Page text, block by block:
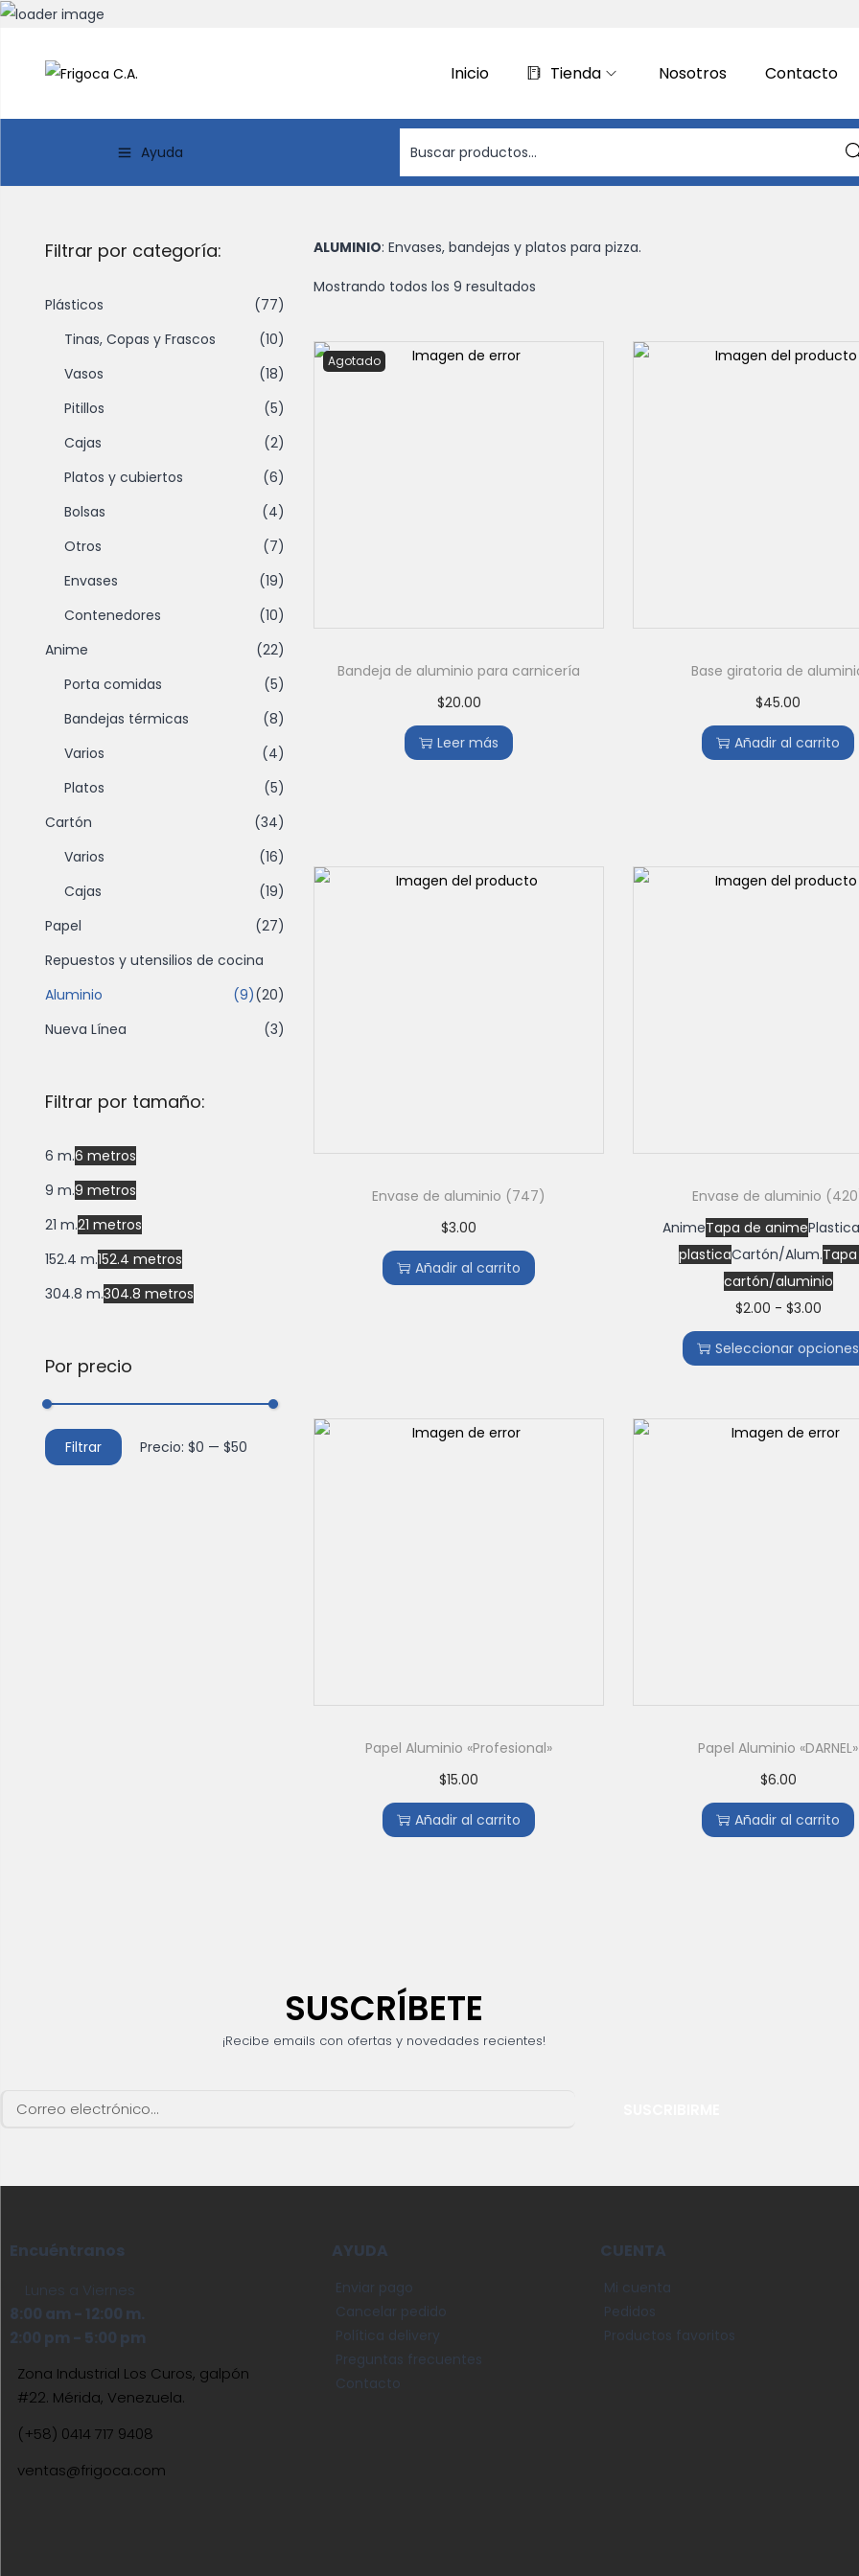
Inicio Tienda Nosotros Contacto
Ayuda
ALUMINIO: Envases, bandejas y platos para pizza.
Mostrando todos los 9 resultados
Agotado
Bandeja de aluminio para carnicería
$20.00
Leer más
Base giratoria de
$45.00
Añadir al carrito
Envase de aluminio (747)
$3.00
Añadir al carrito
Envase de aluminio
AnimeTapa de animePlastica
plasticaCartón/Alum.
cartón/aluminio
$2.00 - $3.00
Seleccionar opciones
Papel Aluminio «Profesional»
$15.00
Añadir al carrito
Papel Aluminio «DARNEL»
$6.00
Añadir al carrito
Filtrar por categoría:
Plásticos
(77)
Tinas, Copas y Frascos
(10)
Vasos
(18)
Pitillos
(5)
Cajas
(2)
Platos y cubiertos
(6)
Bolsas
(4)
Otros
(7)
Envases
(19)
Contenedores
(10)
Anime
(22)
Porta comidas
(5)
Bandejas térmicas
(8)
Varios
(4)
Platos
(5)
Cartón
(34)
Varios
(16)
Cajas
(19)
Papel
(27)
Repuestos y utensilios de cocina
(20)
Aluminio
(9)
Nueva Línea
(3)
Filtrar por tamaño:
6 m.6 metros
9 m.9 metros
21 m.21 metros
152.4 m.152.4 metros
304.8 m.304.8 metros
Por precio
Filtrar Precio: $0 — $50
SUSCRÍBETE
¡Recibe emails con ofertas y novedades recientes!
Encuéntranos
Lunes a Viernes
8:00 am - 12:00 m.
2:00 pm - 5:00 pm
Zona Industrial Los Curos, galpón
#22. Mérida, Venezuela.
(+58) 0414 717 9408
ventas@frigoca.com
AYUDA
Enviar pago
Cancelar pedido
Política delivery
Preguntas frecuentes
Contacto
CUENTA
Mi cuenta
Pedidos
Productos favoritos